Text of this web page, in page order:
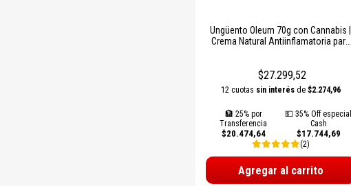
Ungüento Oleum 70g con Cannabis |
Crema Natural Antiinflamatoria para
$27.299,52
12 cuotas sin interésde $2.274,96
🏦 25% por
Transferencia
$20.474,64
💵 35% Off especial
Cash
$17.744,69
(2)
Agregar al carrito